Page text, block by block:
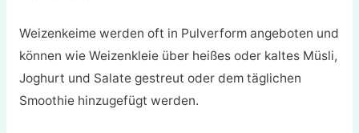
Weizenkeime werden oft in Pulverform angeboten und
können wie Weizenkleie über heißes oder kaltes Müsli,
Joghurt und Salate gestreut oder dem täglichen
Smoothie hinzugefügt werden.